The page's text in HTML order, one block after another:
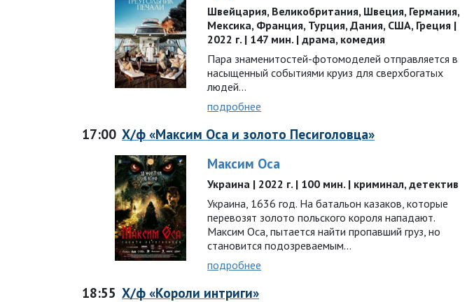
Швейцария, Великобритания, Швеция, Германия,
Мексика, Франция, Турция, Дания, США, Греция |
2022 г. | 147 мин. | драма, комедия
Пара знаменитостей-фотомоделей отправляется в
насыщенный событиями круиз для сверхбогатых
людей…
подробнее
17:00 Х/ф «Максим Оса и золото Песиголовца»
Максим Оса
Украина | 2022 г. | 100 мин. | криминал, детектив
Украина, 1636 год. На батальон казаков, которые
перевозят золото польского короля нападают.
Максим Оса, пытается найти пропавший груз, но
становится подозреваемым…
подробнее
18:55 Х/ф «Короли интриги»